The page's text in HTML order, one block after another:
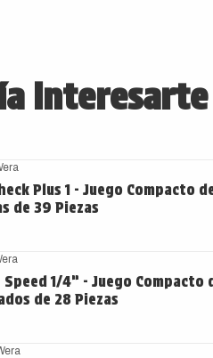
Plus 1 - Juego Compacto
de 39 Piezas
1/4” - Juego Compacto
de 28 Piezas